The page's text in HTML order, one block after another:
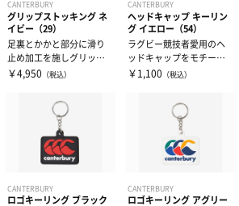
CANTERBURY
グリップストッキング ネ
イビー（29）
足裏とかかと部分に滑り
止め加工を施しグリップ
性を高めたストッキング
￥4,950 （税込）
CANTERBURY
ヘッドキャップ キーリン
グ イエロー（54）
ラグビー競技者愛用のヘ
ッドキャップをモチーフ
にしたシリコーン製のキ
￥1,100 （税込）
CANTERBURY
ロゴキーリング ブラック
CANTERBURY
ロゴキーリング アグリー